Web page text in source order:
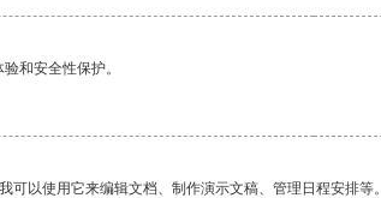
和安全性保护。
以使用它来编辑文档、制作演示文稿、管理日程安排等。